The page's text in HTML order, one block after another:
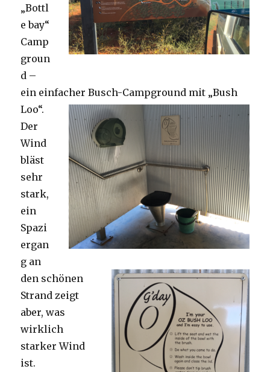
„Bottl
e bay“
Camp
groun
d –
ein einfacher Busch-Campground mit „Bush
Loo“.
Der
Wind
bläst
sehr
stark,
ein
Spazi
ergan
g an
den schönen
Strand zeigt
aber, was
wirklich
starker Wind
ist.